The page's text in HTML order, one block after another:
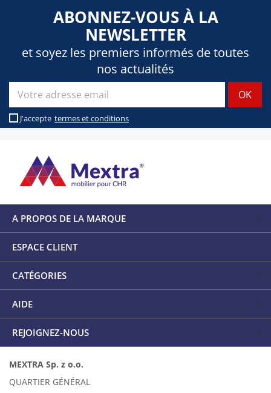
ABONNEZ-VOUS À LA
NEWSLETTER
et soyez les premiers informés de toutes
nos actualités
J'accepte termes et conditions
A PROPOS DE LA MARQUE
ESPACE CLIENT
CATÉGORIES
AIDE
REJOIGNEZ-NOUS
MEXTRA Sp. z o.o.
QUARTIER GÉNÉRAL